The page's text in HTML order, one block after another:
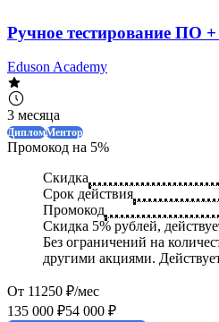
Ручное тестирование ПО
Eduson Academy
3 месяца
ДипломМентор
Промокод на 5%
Скидка
Срок действия
Промокод
Скидка 5% рублей,
Без ограничений на
другими акциями.
От 11250 ₽/мес
135 000 ₽54 000 ₽